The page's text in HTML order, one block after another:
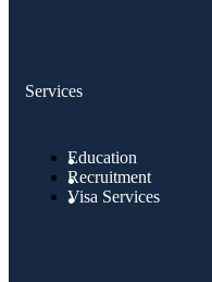
Services
Education
Recruitment
Visa Services